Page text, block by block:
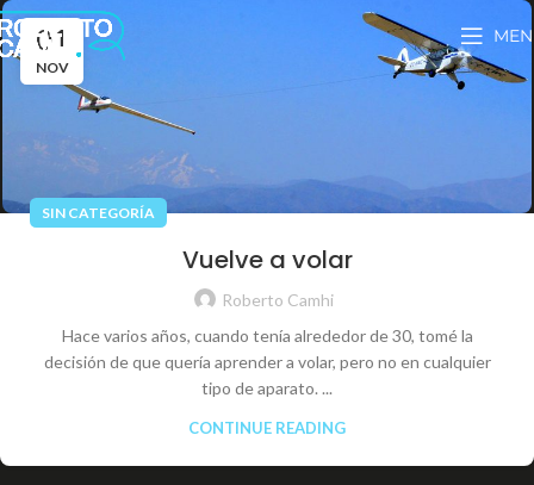
01
NOV
SIN CATEGORÍA
Vuelve a volar
Roberto Camhi
Hace varios años, cuando tenía alrededor de 30, tomé la
decisión de que quería aprender a volar, pero no en cualquier
tipo de aparato. ...
CONTINUE READING